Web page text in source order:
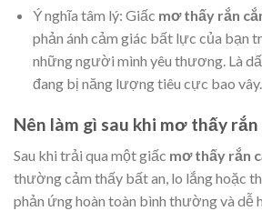
Ý nghĩa tâm lý: Giấc mơ thấy rắn
phản ánh cảm giác bất lực của bạn
những người mình yêu thương. Là
đang bị năng lượng tiêu cực bao vây.
Nên làm gì sau khi mơ thấy rắn
Sau khi trải qua một giấc mơ thấy rắn
thường cảm thấy bất an, lo lắng hoặc
phản ứng hoàn toàn bình thường và dễ